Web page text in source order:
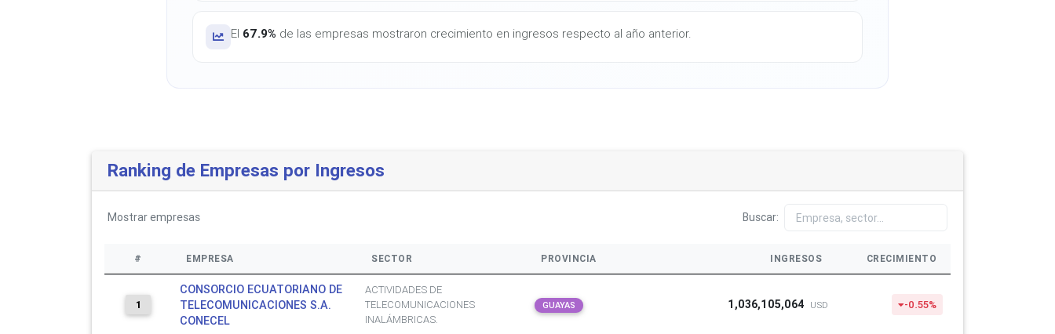
El 67.9% de las empresas mostraron crecimiento en ingresos respecto al año anterior.
Ranking de Empresas por Ingresos
Mostrarempresas Buscar:
# EMPRESA SECTOR PROVINCIA INGRESOS CRECIMIENTO
1
CONSORCIO ECUATORIANO DE
TELECOMUNICACIONES S.A.
CONECEL
ACTIVIDADES DE
TELECOMUNICACIONES
INALÁMBRICAS.
GUAYAS 1,036,105,064 USD -0.55%